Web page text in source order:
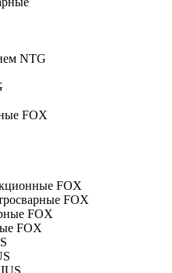
NTG
FOX
FOX
FOX
FOX
FOX